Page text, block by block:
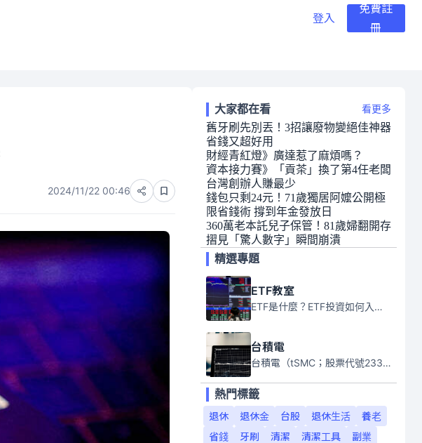
登入
免費註
冊
2024/11/22 00:46
大家都在看 看更多
舊牙刷先別丟！3招讓廢物變絕佳神器
省錢又超好用
財經青紅燈》廣達惹了麻煩嗎？
資本接力賽》「貢茶」換了第4任老闆
台灣創辦人賺最少
錢包只剩24元！71歲獨居阿嬤公開極
限省錢術 撐到年金發放日
360萬老本託兒子保管！81歲婦翻開存
摺見「驚人數字」瞬間崩潰
精選專題
ETF教室
ETF是什麼？ETF投資如何入門？本系列專題文章將會告訴你新手必須知道的ETF基礎知識。
台積電
台積電（tSMC；股票代號2330）是全球領先的半導體代工公司，成立於1987年，總部位於台灣新竹。且已於美國、日本、德國及中國設廠，台積電是全球首家專業積體電路製造服務公司，也是全球最先進和最大規模的半導體代工廠。
熱門標籤
退休
退休金 台股 退休生活
養老
省錢
牙刷 清潔 清潔工具
副業